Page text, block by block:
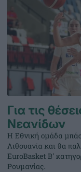
Για τις
Νεανίδων
Η Εθνική ομάδα
Λιθουανία και θα
EuroBasket Β'
Ρουμανίας.